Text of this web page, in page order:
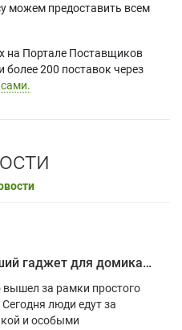
можем предоставить всем
на Портале Поставщиков
200 поставок через
Почему проектор – лучший гаджет для домика в глэмпинге
за рамки простого
люди едут за
и особыми